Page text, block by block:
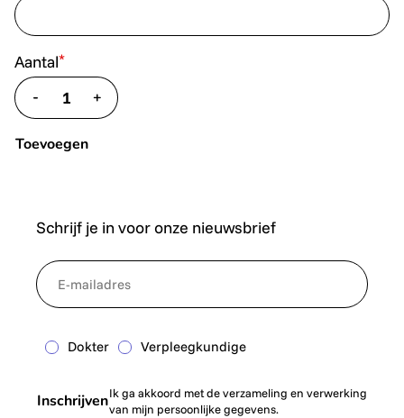
Aantal*
- translate.decrease
+translate.increase
Toevoegen
Schrijf je in voor onze nieuwsbrief
NewsletterEmail
Dokter Verpleegkundige
InschrijvenIk ga akkoord met de verzameling en verwerking
van mijn persoonlijke gegevens.